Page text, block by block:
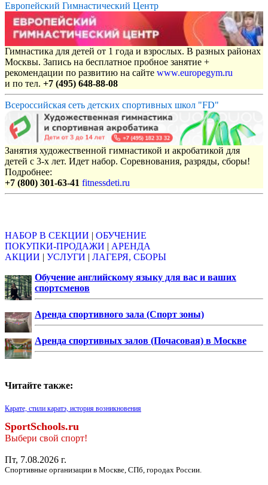
Европейский Гимнастический Центр
Гимнастика для детей от 1 года и взрослых. В разных районах
Москвы. Запись на бесплатное пробное занятие +
рекомендации по развитию на сайте www.europegym.ru
и по тел. +7 (495) 648-88-08
Всероссийская сеть детских спортивных школ "FD"
Занятия художественной гимнастикой и акробатикой для
детей с 3-х лет. Идет набор. Соревнования, разряды, сборы!
Подробнее:
+7 (800) 301-63-41 fitnessdeti.ru
НАБОР В СЕКЦИИ | ОБУЧЕНИЕ
ПОКУПКИ-ПРОДАЖИ | АРЕНДА
АКЦИИ | УСЛУГИ | ЛАГЕРЯ, СБОРЫ
Обучение английскому языку для вас и ваших
спортсменов
Аренда спортивного зала (Спорт зоны)
Аренда спортивных залов (Почасовая) в Москве
Читайте также:
Карате, стили каратэ, история возникновения
SportSchools.ru
Выбери свой спорт!
Пт, 7.08.2026 г.
Спортивные организации в Москве, СПб, городах России.